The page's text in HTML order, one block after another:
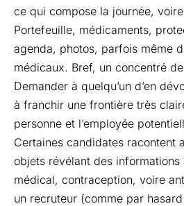
ce qui compose la journée,
Portefeuille, médicaments,
agenda, photos, parfois même
médicaux. Bref, un concentré
Demander à quelqu’un d’en
à franchir une frontière très
personne et l’employée
Certaines candidates racontent
objets révélant des
médical, contraception, voire
un recruteur (comme par